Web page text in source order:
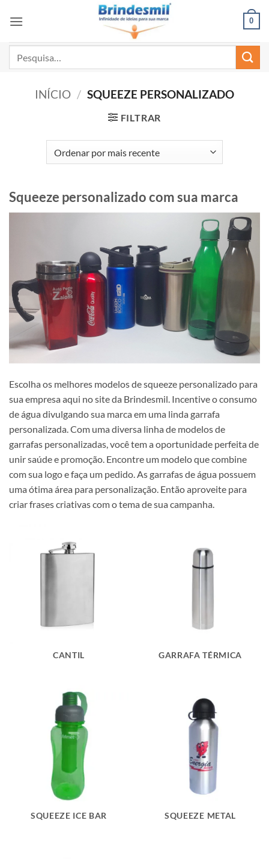
0
INÍCIO / SQUEEZE PERSONALIZADO
FILTRAR
Squeeze personalizado com sua marca
Escolha os melhores modelos de squeeze personalizado para
sua empresa aqui no site da Brindesmil. Incentive o consumo
de água divulgando sua marca em uma linda garrafa
personalizada. Com uma diversa linha de modelos de
garrafas personalizadas, você tem a oportunidade perfeita de
unir saúde e promoção. Encontre um modelo que combine
com sua logo e faça um pedido. As garrafas de água possuem
uma ótima área para personalização. Então aproveite para
criar frases criativas com o tema de sua campanha.
CANTIL GARRAFA TÉRMICA
SQUEEZE ICE BAR SQUEEZE METAL